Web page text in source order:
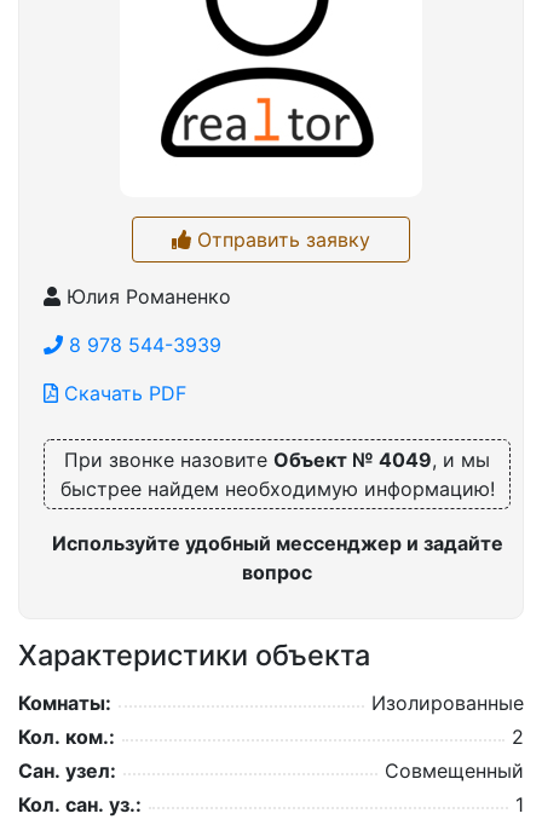
Отправить заявку
Юлия Романенко
8 978 544-3939
Скачать PDF
При звонке назовите Объект № 4049, и мы
быстрее найдем необходимую информацию!
Используйте удобный мессенджер и задайте
вопрос
Характеристики объекта
Комнаты:
Изолированные
Кол. ком.:
2
Сан. узел:
Совмещенный
Кол. сан. уз.:
1